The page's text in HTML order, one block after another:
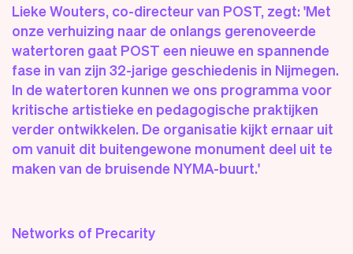
Lieke Wouters, co-directeur van POST, zegt: 'Met
onze verhuizing naar de onlangs gerenoveerde
watertoren gaat POST een nieuwe en spannende
fase in van zijn 32-jarige geschiedenis in Nijmegen.
In de watertoren kunnen we ons programma voor
kritische artistieke en pedagogische praktijken
verder ontwikkelen. De organisatie kijkt ernaar uit
om vanuit dit buitengewone monument deel uit te
maken van de bruisende NYMA-buurt.'
Networks of Precarity